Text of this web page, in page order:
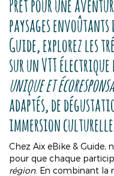
Prêt pour une
paysages envoûtants
Guide, explorez les
sur un VTT
unique et
adaptés, de
immersion
Chez Aix eBike & Guide,
pour que chaque
région. En combinant la